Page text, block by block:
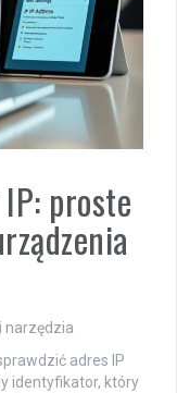
proste
narzędzia
adres IP
identyfikator, który